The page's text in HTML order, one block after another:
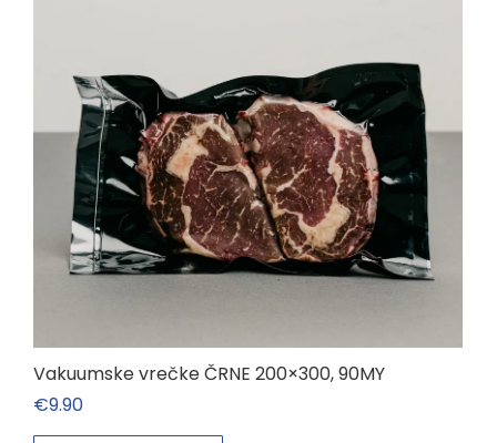
Vakuumske vrečke ČRNE 200×300, 90MY
€9.90